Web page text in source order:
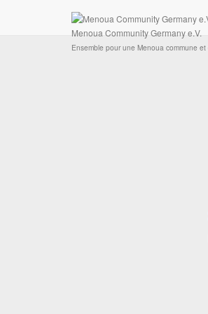
Connexion
Menoua Community Germany e.V.
Ensemble pour une Menoua commune